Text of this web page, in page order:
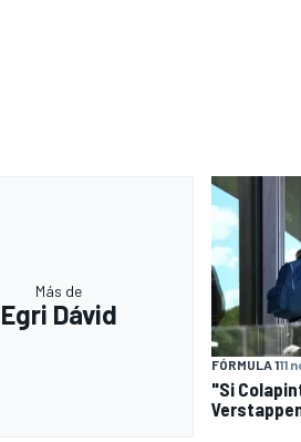
Más de
Egri Dávid
FÓRMULA 111
"Si